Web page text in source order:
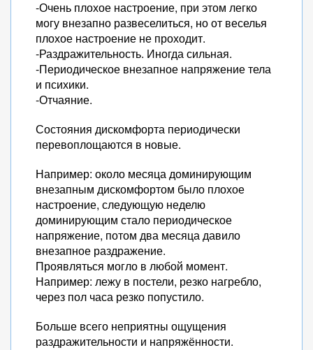
-Очень плохое настроение, при этом легко
могу внезапно развеселиться, но от веселья
плохое настроение не проходит.
-Раздражительность. Иногда сильная.
-Периодическое внезапное напряжение тела
и психики.
-Отчаяние.
Состояния дискомфорта периодически
перевоплощаются в новые.
Например: около месяца доминирующим
внезапным дискомфортом было плохое
настроение, следующую неделю
доминирующим стало периодическое
напряжение, потом два месяца давило
внезапное раздражение.
Проявляться могло в любой момент.
Например: лежу в постели, резко нагребло,
через пол часа резко попустило.
Больше всего неприятны ощущения
раздражительности и напряжённости.